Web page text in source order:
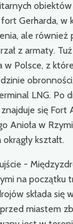
Gerharda, w
ale również
z armaty.
w Polsce, z
LNG. Po
się Fort
Anioła w
kształt.
-
na początku
składa się
miastem